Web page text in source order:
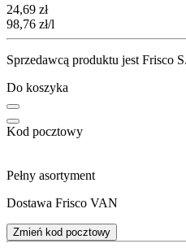
Cena
24,69 zł
98,76 zł/l
Sprzedawcą produktu jest Frisco
Do koszyka
Kod pocztowy
Pełny asortyment
Dostawa Frisco VAN
Zmień kod pocztowy